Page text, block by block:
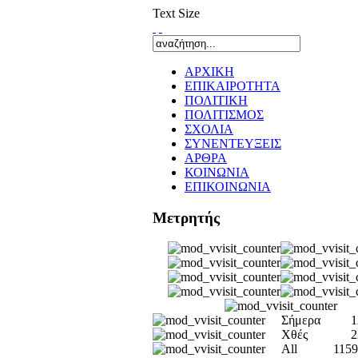
Text Size
ΑΡΧΙΚΗ
ΕΠΙΚΑΙΡΟΤΗΤΑ
ΠΟΛΙΤΙΚΗ
ΠΟΛΙΤΙΣΜΟΣ
ΣΧΟΛΙΑ
ΣΥΝΕΝΤΕΥΞΕΙΣ
ΑΡΘΡΑ
ΚΟΙΝΩΝΙΑ
ΕΠΙΚΟΙΝΩΝΙΑ
Μετρητής
Σήμερα
Χθές
All